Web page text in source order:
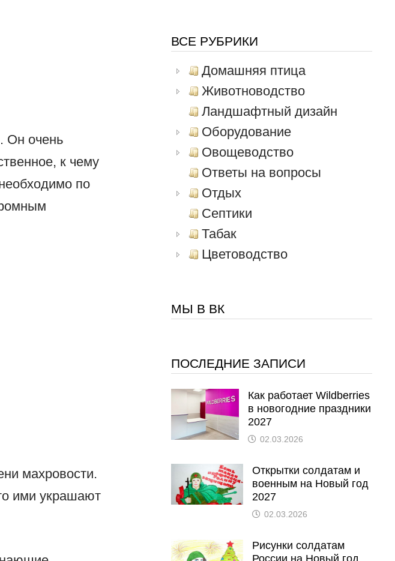
Он очень
к чему
по
махровости.
ими украшают
ВСЕ РУБРИКИ
Домашняя птица
Животноводство
Ландшафтный дизайн
Оборудование
Овощеводство
Ответы на вопросы
Отдых
Септики
Табак
Цветоводство
МЫ В ВК
ПОСЛЕДНИЕ ЗАПИСИ
Как работает Wildberries
в новогодние праздники
2027
02.03.2026
Открытки солдатам и
военным на Новый год
2027
02.03.2026
Рисунки солдатам